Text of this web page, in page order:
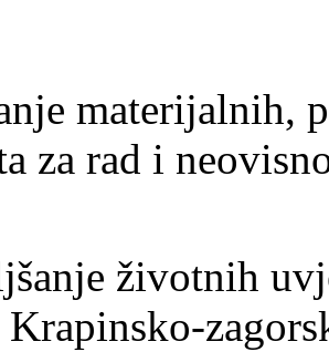
materijalnih,
za rad i
životnih